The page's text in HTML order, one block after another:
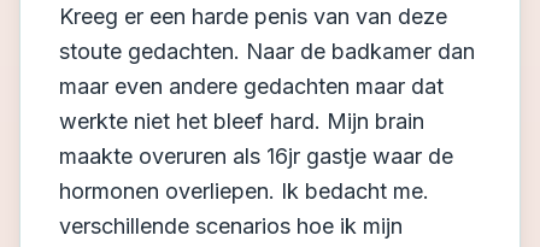
Kreeg er een harde penis van van deze
stoute gedachten. Naar de badkamer dan
maar even andere gedachten maar dat
werkte niet het bleef hard. Mijn brain
maakte overuren als 16jr gastje waar de
hormonen overliepen. Ik bedacht me.
verschillende scenarios hoe ik mijn